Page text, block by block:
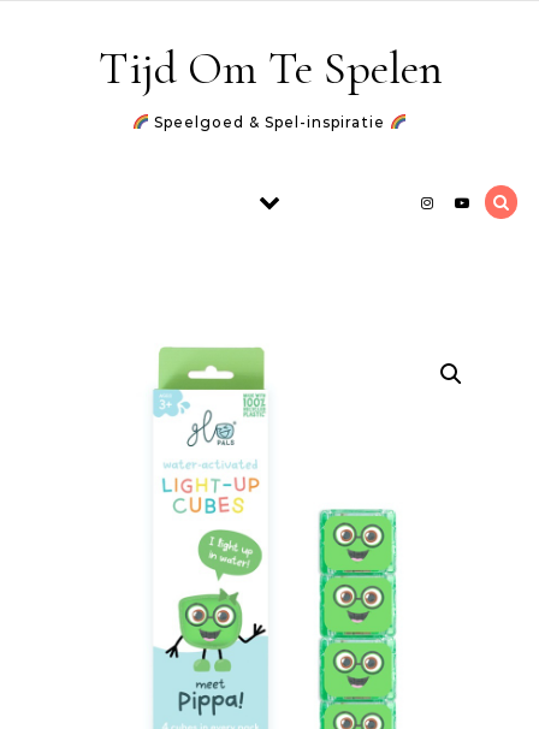
Tijd Om Te Spelen
Speelgoed & Spel-inspiratie